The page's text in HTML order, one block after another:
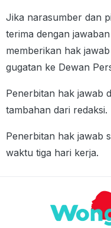
Jika narasumber dan
terima dengan
memberikan hak
gugatan ke Dewan
Penerbitan hak jawab
tambahan dari redaksi.
Penerbitan hak jawab
waktu tiga hari kerja.